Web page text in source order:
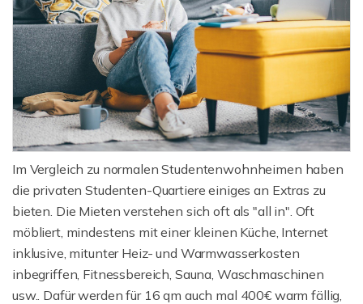
Im Vergleich zu normalen Studentenwohnheimen haben
die privaten Studenten-Quartiere einiges an Extras zu
bieten. Die Mieten verstehen sich oft als "all in". Oft
möbliert, mindestens mit einer kleinen Küche, Internet
inklusive, mitunter Heiz- und Warmwasserkosten
inbegriffen, Fitnessbereich, Sauna, Waschmaschinen
usw.. Dafür werden für 16 qm auch mal 400€ warm fällig,